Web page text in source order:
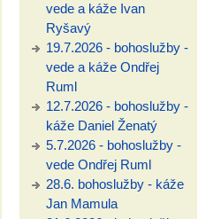
vede a káže Ivan
Ryšavý
19.7.2026 - bohoslužby -
vede a káže Ondřej
Ruml
12.7.2026 - bohoslužby -
káže Daniel Ženatý
5.7.2026 - bohoslužby -
vede Ondřej Ruml
28.6. bohoslužby - káže
Jan Mamula